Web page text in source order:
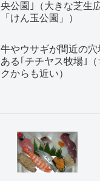
央公園｣（大きな芝生
「けん玉公園」）
牛やウサギが間近の
ある｢チチヤス牧場｣
クからも近い）